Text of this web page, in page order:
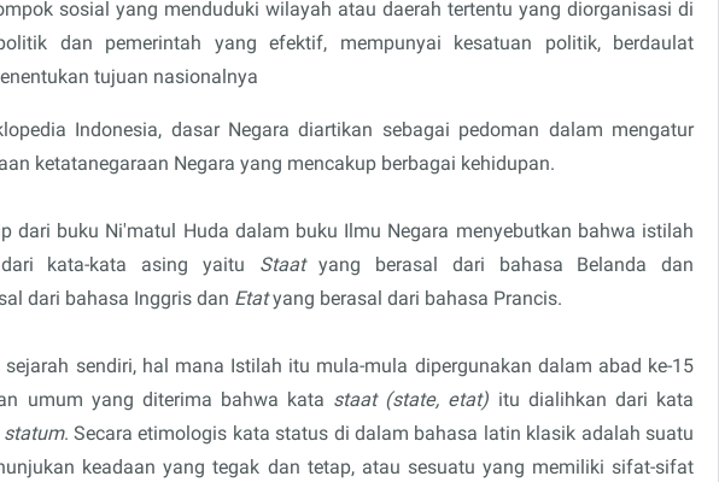
sosial yang menduduki wilayah atau daerah tertentu yang diorganisasi di
dan pemerintah yang efektif, mempunyai kesatuan politik, berdaulat
tujuan nasionalnya
Indonesia, dasar Negara diartikan sebagai pedoman dalam mengatur
ketatanegaraan Negara yang mencakup berbagai kehidupan.
dari buku Ni'matul Huda dalam buku Ilmu Negara menyebutkan bahwa istilah
kata-kata asing yaitu Staatyang berasal dari
bahasa Belanda dan
dari bahasa Inggris dan Etatyang berasal dari bahasa Prancis.
sejarah sendiri, hal mana Istilah itu mula-mula dipergunakan dalam abad ke-15
umum yang diterima bahwa kata staat (state, etat) itu dialihkan dari kata
statum. Secara etimologis kata status di dalam bahasa latin klasik adalah suatu
keadaan yang tegak dan tetap, atau sesuatu yang memiliki sifat-sifat